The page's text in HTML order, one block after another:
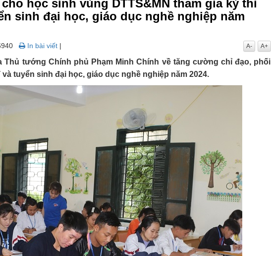
học sinh vùng DTTS&MN tham gia kỳ thi
sinh đại học, giáo dục nghề nghiệp năm
In bài viết | A+
A-
tướng Chính phủ Phạm Minh Chính về tăng cường chỉ đạo, phối
tuyển sinh đại học, giáo dục nghề nghiệp năm 2024.